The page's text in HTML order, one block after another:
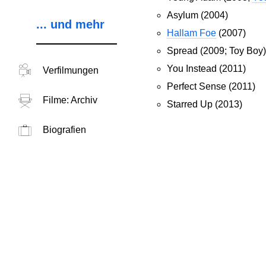
... und mehr
Verfilmungen
Filme: Archiv
Biografien
Asylum (2004)
Hallam Foe(2007)
Spread (2009; Toy Boy)
You Instead (2011)
Perfect Sense (2011)
Starred Up (2013)